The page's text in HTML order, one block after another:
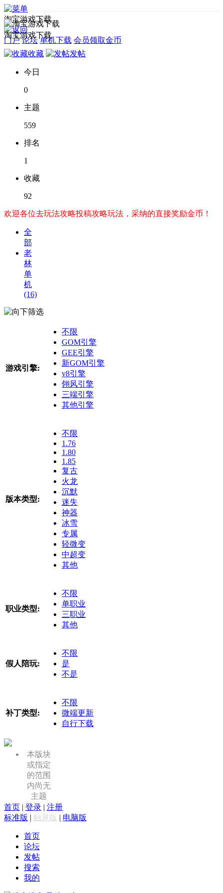
淘宝游戏下载
门户 论坛 单机下载 会员领取金币
淘宝游戏下载
收藏 发帖
今日
0
主题
559
排名
1
收藏
92
欢迎各位去玩法攻略投稿攻略玩法，采纳的直接奖励金币！
全
部
老
林
单
机
(16)
筛选
游戏引擎:
不限
GOM引擎
GEE引擎
新GOM引擎
v8引擎
翎风引擎
三端引擎
其他引擎
版本类型:
不限
1.76
1.80
1.85
复古
火龙
沉默
迷失
神器
冰雪
专属
轻微变
中超变
其他
职业类型:
不限
单职业
三职业
其他
假人陪玩:
不限
是
不是
补丁类型:
不限
微端更新
自行下载
本版块
或指定
的范围
内尚无
主题
首页 | 登录 | 注册
标准版 | 触屏版 | 电脑版
首页
论坛
发帖
搜索
我的